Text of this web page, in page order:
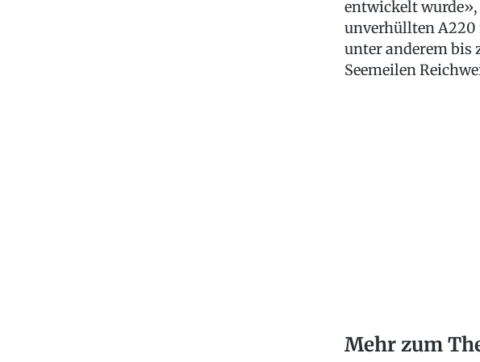
entwickelt wurde»,
unverhüllten
unter anderem bis
Seemeilen
Mehr zum